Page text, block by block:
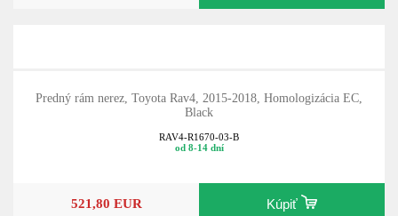
Predný rám nerez, Toyota Rav4, 2015-2018, Homologizácia EC,
Black
RAV4-R1670-03-B
od 8-14 dní
521,80 EUR Kúpiť